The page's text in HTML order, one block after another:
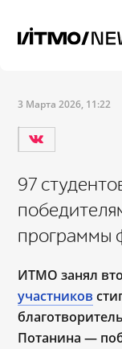
3 Марта 2026, 11:22
97
программы
ИТМО занял
участников
Потанина —